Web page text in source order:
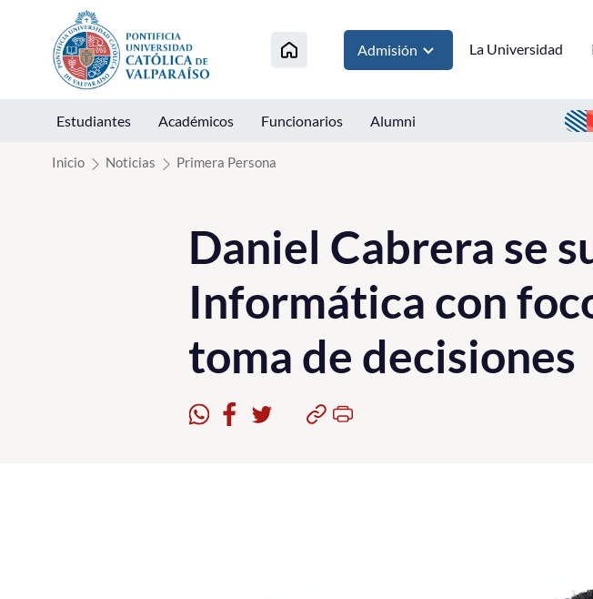
Click acá para ir directamente al contenido
Admisión La Universidad
Estudiantes Académicos Funcionarios Alumni
Inicio Noticias Primera Persona
Daniel Cabrera se
Informática con
toma de decisiones